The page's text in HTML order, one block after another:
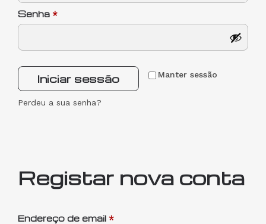
Senha *
Manter sessão
Iniciar sessão
Perdeu a sua senha?
Registar nova conta
Endereço de email *